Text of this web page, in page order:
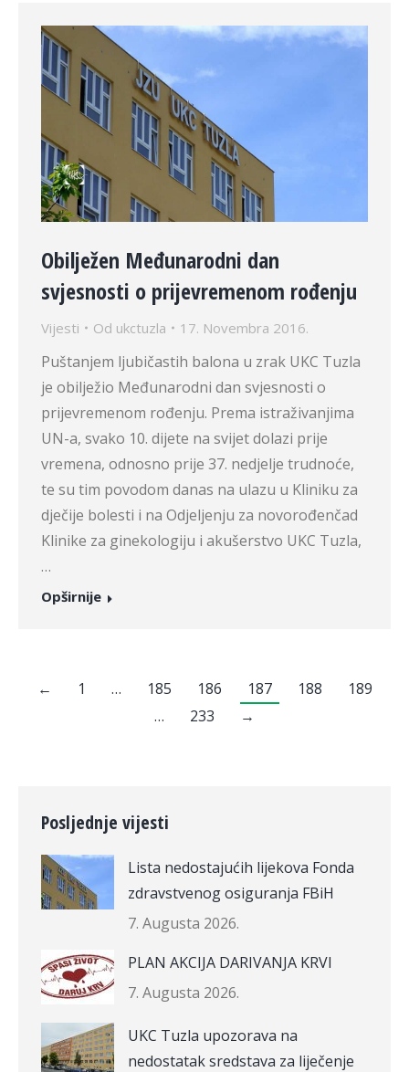
Obilježen Međunarodni dan
svjesnosti o prijevremenom rođenju
Vijesti Od ukctuzla 17. Novembra 2016.
Puštanjem ljubičastih balona u zrak UKC Tuzla
je obilježio Međunarodni dan svjesnosti o
prijevremenom rođenju. Prema istraživanjima
UN-a, svako 10. dijete na svijet dolazi prije
vremena, odnosno prije 37. nedjelje trudnoće,
te su tim povodom danas na ulazu u Kliniku za
dječije bolesti i na Odjeljenju za novorođenčad
Klinike za ginekologiju i akušerstvo UKC Tuzla,
…
Opširnije
← 1 … 185 186 187 188
189
…
233 →
Posljednje vijesti
Lista nedostajućih lijekova Fonda
zdravstvenog osiguranja FBiH
7. Augusta 2026.
PLAN AKCIJA DARIVANJA KRVI
7. Augusta 2026.
UKC Tuzla upozorava na
nedostatak sredstava za liječenje